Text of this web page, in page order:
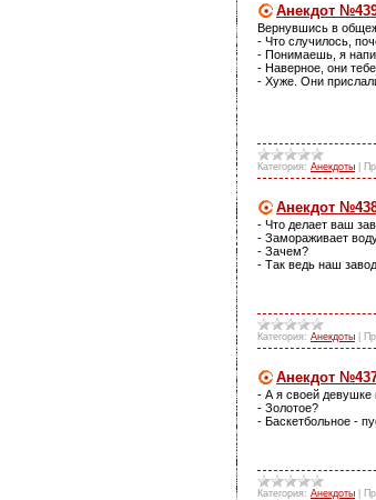
Анекдот
Вернувшись в
- Что случилось,
- Понимаешь, я
- Наверное, они
- Хуже. Они
Категория: Анекдоты
Анекдот
- Что делает ваш
- Замораживает
- Зачем?
- Так ведь наш
Категория: Анекдоты
Анекдот
- А я своей девушке
- Золотое?
- Баскетбольное -
Категория: Анекдоты